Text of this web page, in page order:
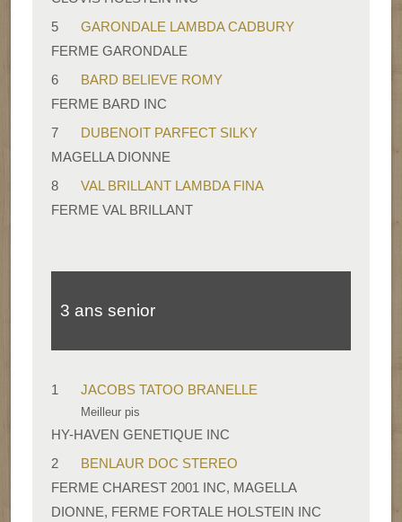
5
GARONDALE LAMBDA CADBURY
FERME GARONDALE
6
BARD BELIEVE ROMY
FERME BARD INC
7
DUBENOIT PARFECT SILKY
MAGELLA DIONNE
8
VAL BRILLANT LAMBDA FINA
FERME VAL BRILLANT
3 ans senior
1 JACOBS TATOO BRANELLE
Meilleur pis
HY-HAVEN GENETIQUE INC
2
BENLAUR DOC STEREO
FERME CHAREST 2001 INC, MAGELLA
DIONNE, FERME FORTALE HOLSTEIN INC